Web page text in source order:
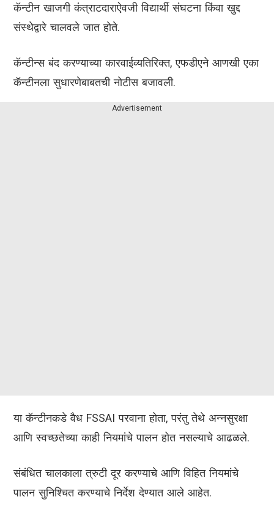
कॅन्टीन खाजगी कंत्राटदाराऐवजी विद्यार्थी संघटना किंवा खुद्द
संस्थेद्वारे चालवले जात होते.
कॅन्टीन्स बंद करण्याच्या कारवाईव्यतिरिक्त, एफडीएने आणखी एका
कॅन्टीनला सुधारणेबाबतची नोटीस बजावली.
Advertisement
या कॅन्टीनकडे वैध FSSAI परवाना होता, परंतु तेथे अन्नसुरक्षा
आणि स्वच्छतेच्या काही नियमांचे पालन होत नसल्याचे आढळले.
संबंधित चालकाला त्रुटी दूर करण्याचे आणि विहित नियमांचे
पालन सुनिश्चित करण्याचे निर्देश देण्यात आले आहेत.